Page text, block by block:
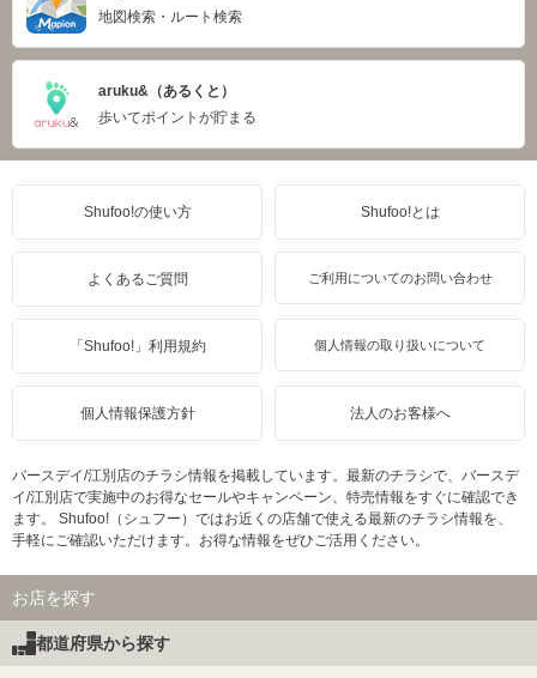
地図検索・ルート検索
aruku&（あるくと）
歩いてポイントが貯まる
Shufoo!の使い方 Shufoo!とは
よくあるご質問 ご利用についてのお問い合わせ
「Shufoo!」利用規約 個人情報の取り扱いについて
個人情報保護方針 法人のお客様へ
バースデイ/江別店のチラシ情報を掲載しています。最新のチラシで、バースデ
イ/江別店で実施中のお得なセールやキャンペーン、特売情報をすぐに確認でき
ます。 Shufoo!（シュフー）ではお近くの店舗で使える最新のチラシ情報を、
手軽にご確認いただけます。お得な情報をぜひご活用ください。
お店を探す
都道府県から探す